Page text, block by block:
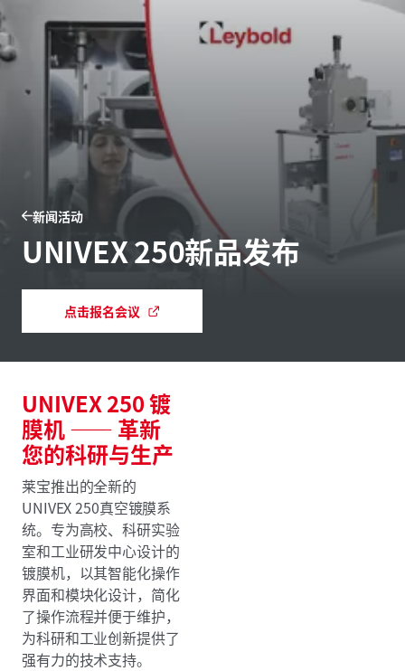
新闻活动
UNIVEX 250新品发布
点击报名会议
UNIVEX 250 镀
膜机 —— 革新
您的科研与生产
莱宝推出的全新的
UNIVEX 250真空镀膜系
统。专为高校、科研实验
室和工业研发中心设计的
镀膜机，以其智能化操作
界面和模块化设计，简化
了操作流程并便于维护，
为科研和工业创新提供了
强有力的技术支持。